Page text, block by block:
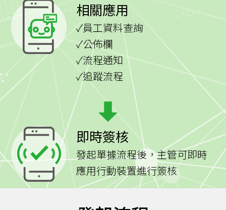
相關應用
✓員工資料查詢
✓公佈欄
✓流程通知
✓追蹤流程
即時簽核
發起單據流程後，主管可即時
應用行動裝置進行簽核